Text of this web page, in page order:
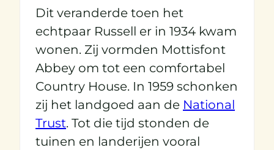
Dit veranderde toen het
echtpaar Russell er in 1934 kwam
wonen. Zij vormden Mottisfont
Abbey om tot een comfortabel
Country House. In 1959 schonken
zij het landgoed aan de National
Trust. Tot die tijd stonden de
tuinen en landerijen vooral